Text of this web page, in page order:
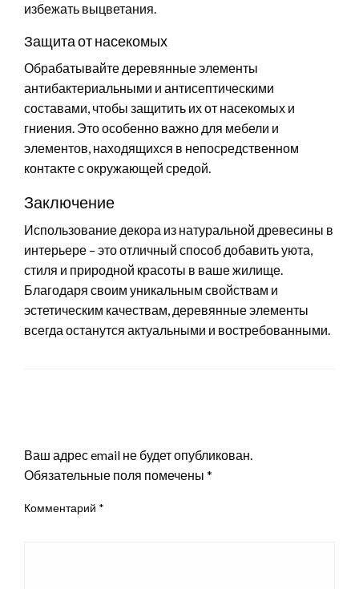
избежать выцветания.
Защита от насекомых
Обрабатывайте деревянные элементы
антибактериальными и антисептическими
составами, чтобы защитить их от насекомых и
гниения. Это особенно важно для мебели и
элементов, находящихся в непосредственном
контакте с окружающей средой.
Заключение
Использование декора из натуральной древесины в
интерьере – это отличный способ добавить уюта,
стиля и природной красоты в ваше жилище.
Благодаря своим уникальным свойствам и
эстетическим качествам, деревянные элементы
всегда останутся актуальными и востребованными.
Ваш адрес email не будет опубликован.
Обязательные поля помечены *
Комментарий *